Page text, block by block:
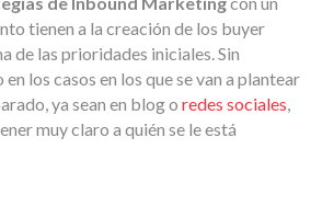
tienen a la creación de los buyer
de las prioridades iniciales. Sin
los casos en los que se van a plantear
ya sean en blog o redes sociales,
muy claro a quién se le está